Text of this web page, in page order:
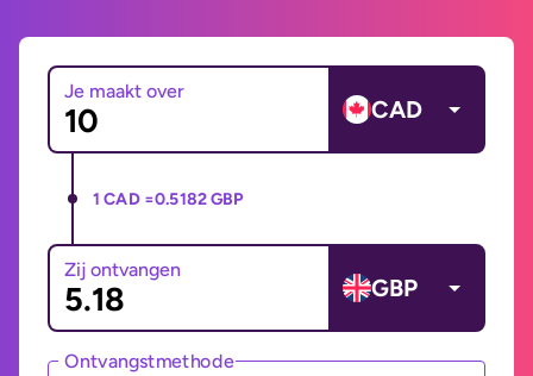
Je maakt over
CAD
1 CAD =0.5182 GBP
Zij ontvangen
GBP
Ontvangstmethode